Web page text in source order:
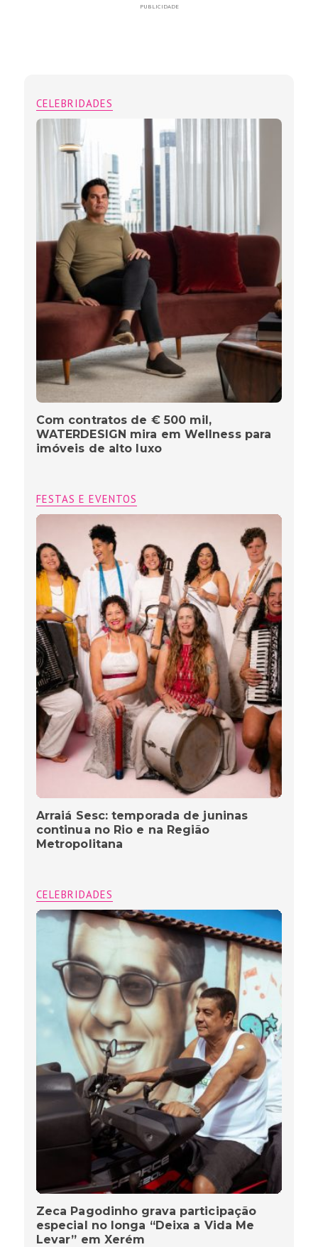
PUBLICIDADE
CELEBRIDADES
Com contratos de € 500 mil,
WATERDESIGN mira em Wellness para
imóveis de alto luxo
FESTAS E EVENTOS
Arraiá Sesc: temporada de juninas
continua no Rio e na Região
Metropolitana
CELEBRIDADES
Zeca Pagodinho grava participação
especial no longa “Deixa a Vida Me
Levar” em Xerém